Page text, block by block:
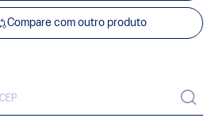
Compare com outro produto